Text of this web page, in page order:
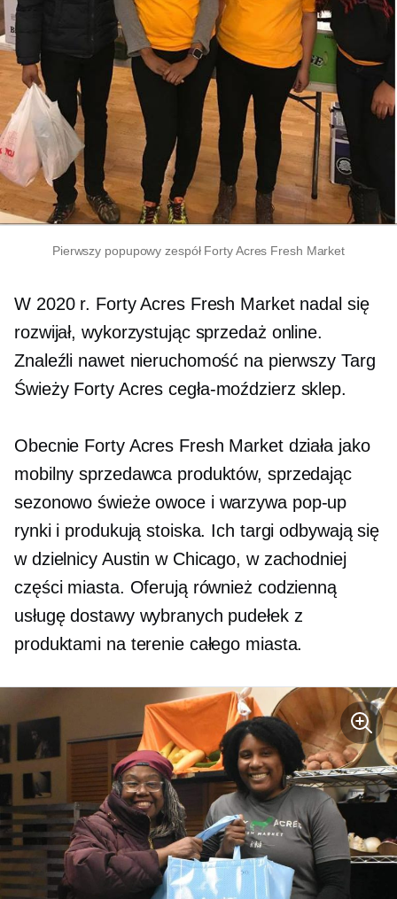
Pierwszy popupowy zespół Forty Acres Fresh Market
W 2020 r. Forty Acres Fresh Market nadal się
rozwijał, wykorzystując sprzedaż online.
Znaleźli nawet nieruchomość na pierwszy Targ
Świeży Forty Acrescegła-moździerz sklep.
Obecnie Forty Acres Fresh Market działa jako
mobilny sprzedawca produktów, sprzedając
sezonowo świeże owoce i warzywa pop-up
rynki i produkują stoiska. Ich targi odbywają się
w dzielnicy Austin w Chicago, w zachodniej
części miasta. Oferują również codzienną
usługę dostawy wybranych pudełek z
produktami na terenie całego miasta.